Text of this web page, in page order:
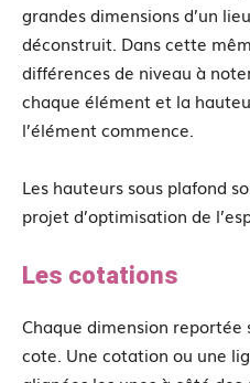
grandes dimensions d’un
déconstruit. Dans cette
différences de niveau à
chaque élément et la
l’élément commence.
Les hauteurs sous plafond
projet d’optimisation de
Les cotations
Chaque dimension reportée
cote. Une cotation ou une